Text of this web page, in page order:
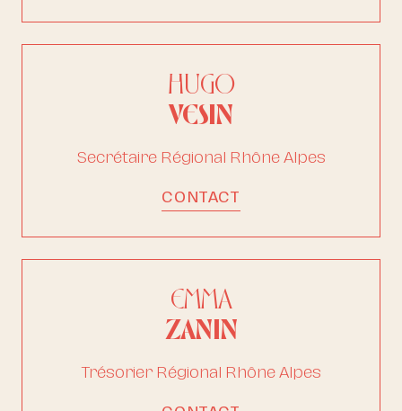
HUGO
VESIN
Secrétaire Régional Rhône Alpes
CONTACT
EMMA
ZANIN
Trésorier Régional Rhône Alpes